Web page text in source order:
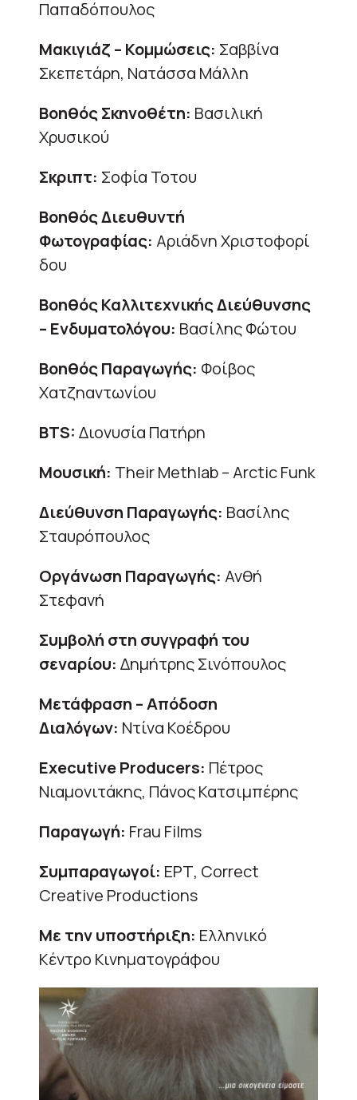
Παπαδόπουλος
Μακιγιάζ – Κομμώσεις: Σαββίνα
Σκεπετάρη, Νατάσσα Μάλλη
Βοηθός Σκηνοθέτη: Βασιλική
Χρυσικού
Σκριπτ: Σοφία Τοτου
Βοηθός Διευθυντή
Φωτογραφίας: Αριάδνη Χριστoφορί
δου
Βοηθός Καλλιτεχνικής Διεύθυνσης
– Ενδυματολόγου: Βασίλης Φώτου
Βοηθός Παραγωγής: Φοίβος
Χατζηαντωνίου
BTS: Διονυσία Πατήρη
Μουσική: Their Methlab – Arctic Funk
Διεύθυνση Παραγωγής: Βασίλης
Σταυρόπουλος
Οργάνωση Παραγωγής: Ανθή
Στεφανή
Συμβολή στη συγγραφή του
σεναρίου: Δημήτρης Σινόπουλος
Mετάφραση – Απόδοση
Διαλόγων: Ντίνα Κοέδρου
Executive Producers: Πέτρος
Νιαμονιτάκης, Πάνος Κατσιμπέρης
Παραγωγή: Frau Films
Συμπαραγωγοί: ΕΡΤ, Correct
Creative Productions
Με την υποστήριξη: Ελληνικό
Κέντρο Κινηματογράφου